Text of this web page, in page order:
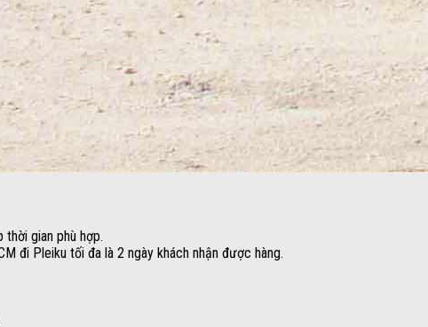
gian phù hợp.
đi Pleiku tối đa là 2 ngày khách nhận được hàng.